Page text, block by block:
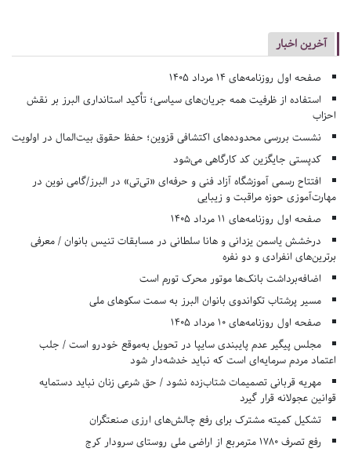
آخرین اخبار
صفحه اول روزنامه‌های 14 مرداد 1405
استفاده از ظرفیت همه جریان‌های سیاسی؛ تأکید استانداری البرز بر نقش
احزاب
نشست بررسی محدوده‌های اکتشافی قزوین؛ حفظ حقوق بیت‌المال در اولویت
کدپستی جایگزین کد کارگاهی می‌شود
افتتاح رسمی آموزشگاه آزاد فنی و حرفه‌ای «تی‌تی» در البرز/گامی نوین در
مهارت‌آموزی حوزه مراقبت و زیبایی
صفحه اول روزنامه‌های 11 مرداد 1405
درخشش یاسمن یزدانی و هانا سلطانی در مسابقات تنیس بانوان / معرفی
برترین‌های انفرادی و دو نفره
اضافه‌برداشت بانک‌ها موتور محرک تورم است
مسیر پرشتاب تکواندوی بانوان البرز به سمت سکوهای ملی
صفحه اول روزنامه‌های 10 مرداد 1405
مجلس پیگیر عدم پایبندی سایپا در تحویل به‌موقع خودرو است / جلب
اعتماد مردم سرمایه‌ای است که نباید خدشه‌دار شود
مهریه قربانی تصمیمات شتاب‌زده نشود / حق شرعی زنان نباید دستمایه
قوانین عجولانه قرار گیرد
تشکیل کمیته مشترک برای رفع چالش‌های ارزی صنعتگران
رفع تصرف ۱۷۸۰ مترمربع از اراضی ملی روستای سرودار کرج